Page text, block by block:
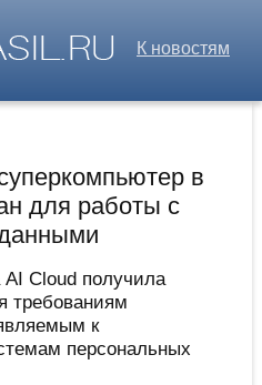
К новостям
в
для работы с
Cloud получила
требованиям
к
персональных